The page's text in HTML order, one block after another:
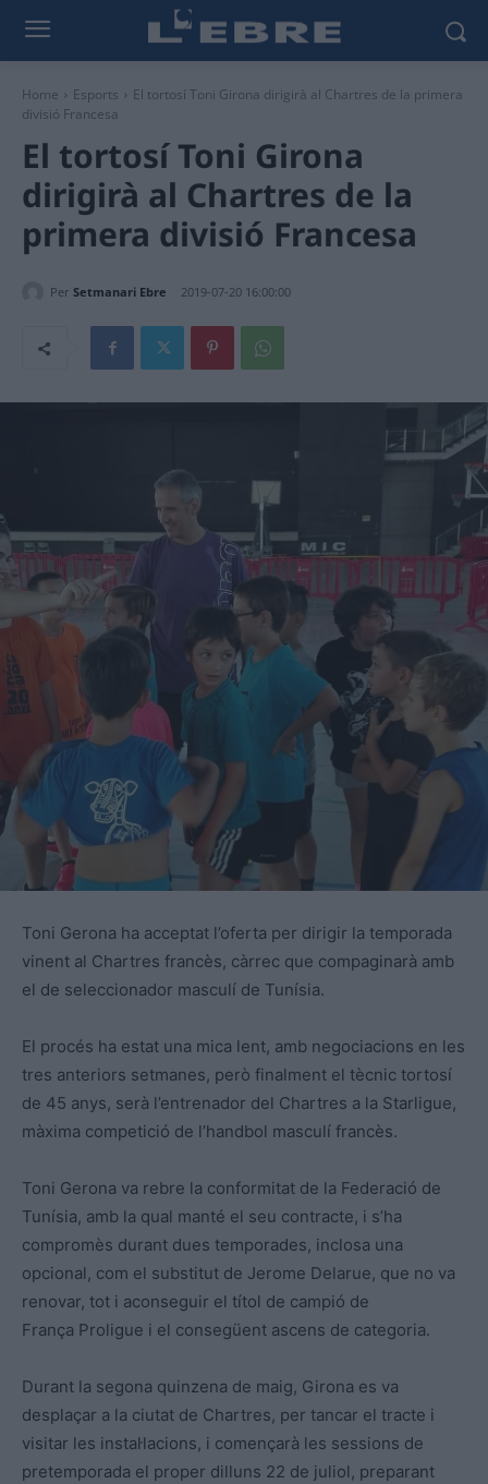
Home Esports
El tortosí Toni Girona dirigirà al Chartres de la primera
divisió Francesa
El tortosí Toni Girona
dirigirà al Chartres de la
primera divisió Francesa
Per Setmanari Ebre 2019-07-20 16:00:00
Toni Gerona ha acceptat l’oferta per dirigir la temporada
vinent al Chartres francès, càrrec que compaginarà amb
el de seleccionador masculí de Tunísia.
El procés ha estat una mica lent, amb negociacions en les
tres anteriors setmanes, però finalment el tècnic tortosí
de 45 anys, serà l’entrenador del Chartres a la Starligue,
màxima competició de l’handbol masculí francès.
Toni Gerona va rebre la conformitat de la Federació de
Tunísia, amb la qual manté el seu contracte, i s’ha
compromès durant dues temporades, inclosa una
opcional, com el substitut de Jerome Delarue, que no va
renovar, tot i aconseguir el títol de campió de
França Proligue i el consegüent ascens de categoria.
Durant la segona quinzena de maig, Girona es va
desplaçar a la ciutat de Chartres, per tancar el tracte i
visitar les instal·lacions, i començarà les sessions de
pretemporada el proper dilluns 22 de juliol, preparant